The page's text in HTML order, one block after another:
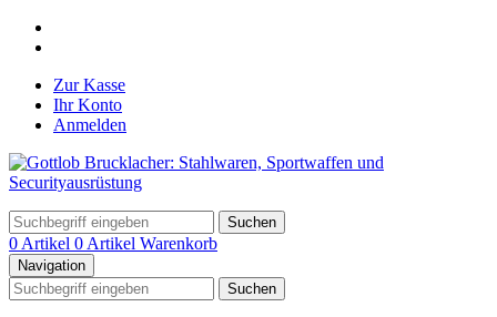
Zur Kasse
Ihr Konto
Anmelden
Suchen
0 Artikel 0 Artikel Warenkorb
Navigation
Suchen